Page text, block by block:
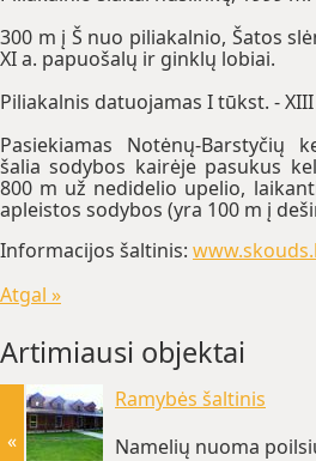
300 m į Š nuo piliakalnio, Šatos
XI a. papuošalų ir ginklų lobiai.
Piliakalnis datuojamas I tūkst. - XIII
Pasiekiamas Notėnų-Barstyčių
šalia sodybos kairėje pasukus
800 m už nedidelio upelio,
apleistos sodybos (yra 100 m į
Informacijos šaltinis:
Atgal »
Artimiausi objektai
Ramybės šaltinis
Namelių nuoma
«